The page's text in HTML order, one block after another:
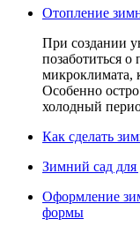
Отопление
При создании
позаботиться
микроклимата,
Особенно остро
холодный
Как сделать
Зимний сад для
Оформление
формы